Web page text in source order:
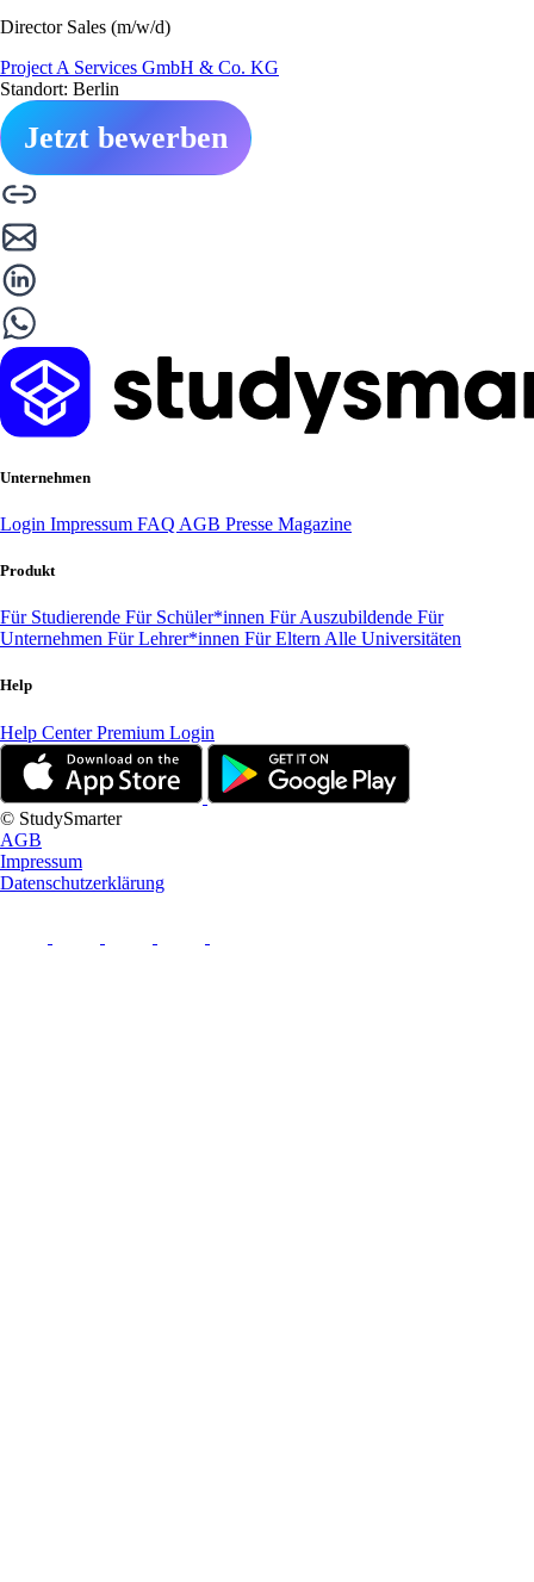
Director Sales (m/w/d)
Project A Services GmbH & Co. KG
Standort: Berlin
Jetzt bewerben
Unternehmen
Login Impressum FAQ AGB Presse Magazine
Produkt
Für Studierende Für Schüler*innen Für Auszubildende Für
Unternehmen Für Lehrer*innen Für Eltern Alle Universitäten
Help
Help CenterPremium Login
© StudySmarter
AGB
Impressum
Datenschutzerklärung